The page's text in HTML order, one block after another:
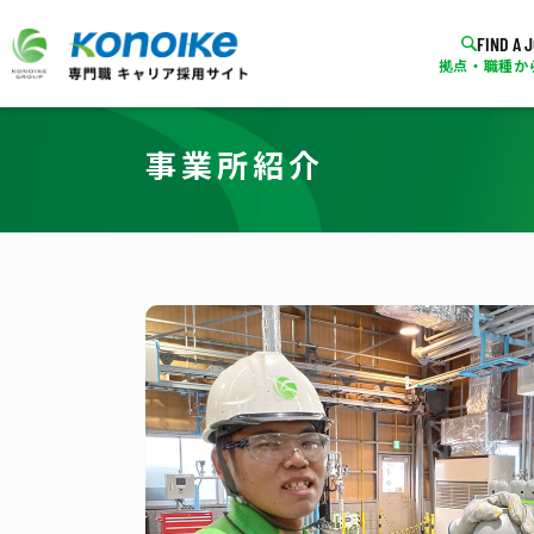
FIND A
拠点・職種か
事業所紹介